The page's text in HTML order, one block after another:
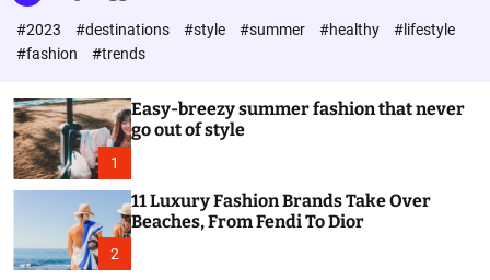
e
h
o
e
h
#2023 #destinations #style #summer #healthy
#lifestyle
#fashion
#trends
1
Easy-breezy summer fashion that never
go out of style
2
11 Luxury Fashion Brands Take Over
Beaches, From Fendi To Dior